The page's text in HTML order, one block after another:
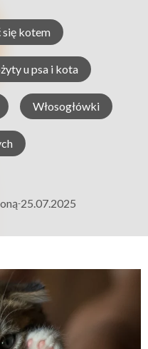
się kotem
u psa i kota
Włosogłówki
25.07.2025